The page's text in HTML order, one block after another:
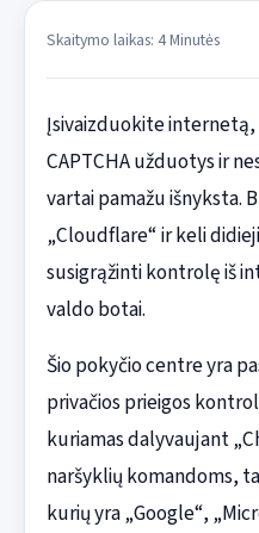
Skaitymo laikas: 4 Minutės
Įsivaizduokite internetą,
CAPTCHA užduotys ir
vartai pamažu išnyksta.
„Cloudflare“ ir keli
susigrąžinti kontrolę iš
valdo botai.
Šio pokyčio centre yra
privačios prieigos
kuriamas dalyvaujant
naršyklių komandoms,
kurių yra „Google“,